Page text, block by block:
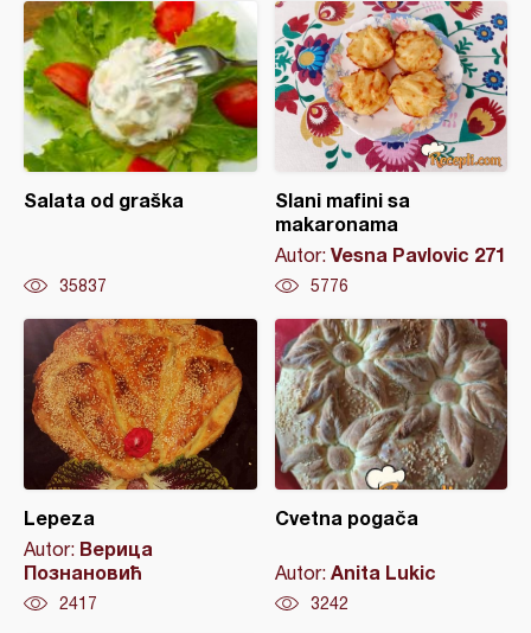
Salata od graška
35837
Slani mafini sa
makaronama
Autor: Vesna Pavlovic 271
5776
Lepeza
Autor: Верица
Познановић
2417
Cvetna pogača
Autor: Anita Lukic
3242